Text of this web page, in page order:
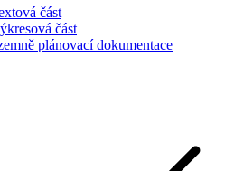
část
část
plánovací dokumentace